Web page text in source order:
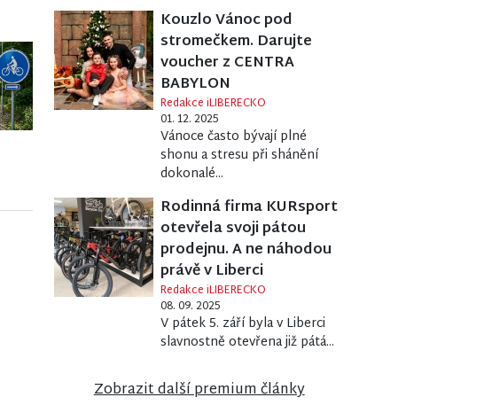
Kouzlo Vánoc pod
stromečkem. Darujte
voucher z CENTRA
BABYLON
Redakce iLIBERECKO
01. 12. 2025
Vánoce často bývají plné
shonu a stresu při shánění
dokonalé...
Rodinná firma KURsport
otevřela svoji pátou
prodejnu. A ne náhodou
právě v Liberci
Redakce iLIBERECKO
08. 09. 2025
V pátek 5. září byla v Liberci
slavnostně otevřena již pátá...
Zobrazit další premium články